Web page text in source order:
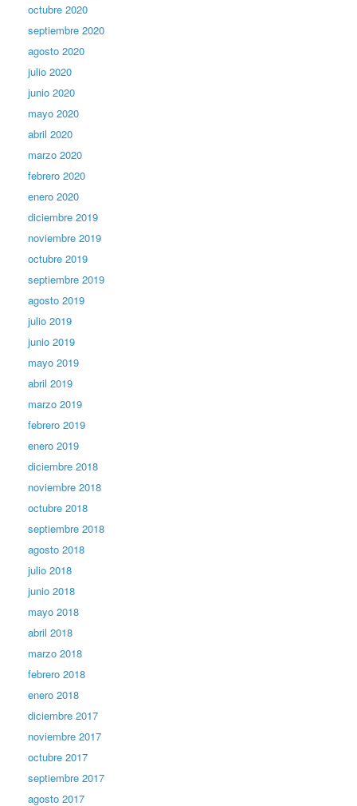
octubre 2020
septiembre 2020
agosto 2020
julio 2020
junio 2020
mayo 2020
abril 2020
marzo 2020
febrero 2020
enero 2020
diciembre 2019
noviembre 2019
octubre 2019
septiembre 2019
agosto 2019
julio 2019
junio 2019
mayo 2019
abril 2019
marzo 2019
febrero 2019
enero 2019
diciembre 2018
noviembre 2018
octubre 2018
septiembre 2018
agosto 2018
julio 2018
junio 2018
mayo 2018
abril 2018
marzo 2018
febrero 2018
enero 2018
diciembre 2017
noviembre 2017
octubre 2017
septiembre 2017
agosto 2017